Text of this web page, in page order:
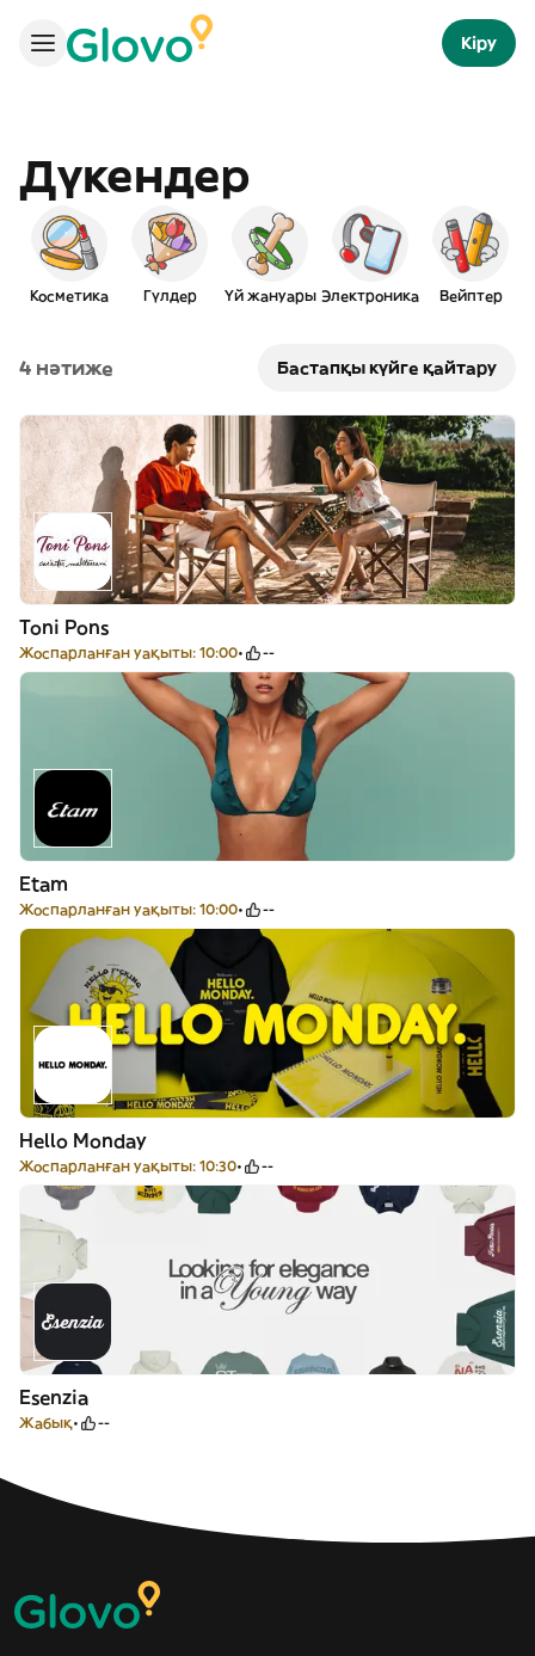
Кіру
Дүкендер
Косметика Гүлдер Үй жануары Электроника Вейптер
4 нәтиже Бастапқы күйге қайтару
Toni Pons
Жоспарланған уақыты: 10:00 --
Etam
Жоспарланған уақыты: 10:00 --
Hello Monday
Жоспарланған уақыты: 10:30 --
Esenzia
Жабық --